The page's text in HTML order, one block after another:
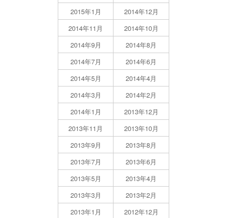
2015年1月
2014年12月
2014年11月
2014年10月
2014年9月
2014年8月
2014年7月
2014年6月
2014年5月
2014年4月
2014年3月
2014年2月
2014年1月
2013年12月
2013年11月
2013年10月
2013年9月
2013年8月
2013年7月
2013年6月
2013年5月
2013年4月
2013年3月
2013年2月
2013年1月
2012年12月